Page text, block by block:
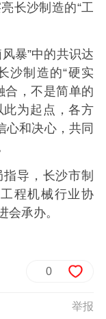
长沙制造的“工
暴”中的共识达
沙制造的“硬实
合，不是简单的
为起点，各方
心和决心，共同
导，长沙市制
程机械行业协
会承办。
0
举报